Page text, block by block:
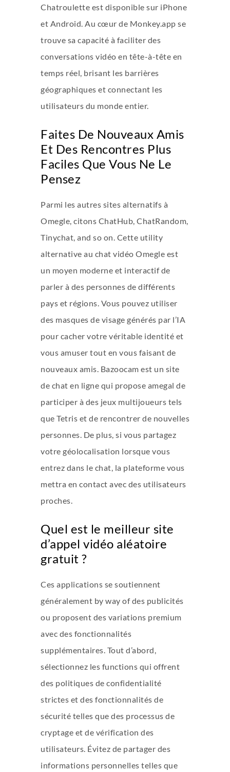
Chatroulette est disponible sur iPhone
et Android. Au cœur de Monkey.app se
trouve sa capacité à faciliter des
conversations vidéo en tête-à-tête en
temps réel, brisant les barrières
géographiques et connectant les
utilisateurs du monde entier.
Faites De Nouveaux Amis
Et Des Rencontres Plus
Faciles Que Vous Ne Le
Pensez
Parmi les autres sites alternatifs à
Omegle, citons ChatHub, ChatRandom,
Tinychat, and so on. Cette utility
alternative au chat vidéo Omegle est
un moyen moderne et interactif de
parler à des personnes de différents
pays et régions. Vous pouvez utiliser
des masques de visage générés par l’IA
pour cacher votre véritable identité et
vous amuser tout en vous faisant de
nouveaux amis. Bazoocam est un site
de chat en ligne qui propose amegal de
participer à des jeux multijoueurs tels
que Tetris et de rencontrer de nouvelles
personnes. De plus, si vous partagez
votre géolocalisation lorsque vous
entrez dans le chat, la plateforme vous
mettra en contact avec des utilisateurs
proches.
Quel est le meilleur site
d’appel vidéo aléatoire
gratuit ?
Ces applications se soutiennent
généralement by way of des publicités
ou proposent des variations premium
avec des fonctionnalités
supplémentaires. Tout d’abord,
sélectionnez les functions qui offrent
des politiques de confidentialité
strictes et des fonctionnalités de
sécurité telles que des processus de
cryptage et de vérification des
utilisateurs. Évitez de partager des
informations personnelles telles que